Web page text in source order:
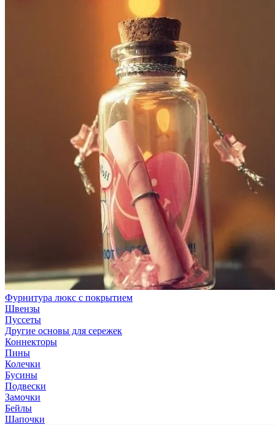
Фурнитура люкс с покрытием
Швензы
Пуссеты
Другие основы для сережек
Коннекторы
Пины
Колечки
Бусины
Подвески
Замочки
Бейлы
Шапочки